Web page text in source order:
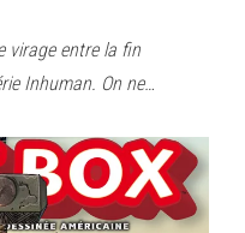
virage entre la fin
Inhuman. On ne…